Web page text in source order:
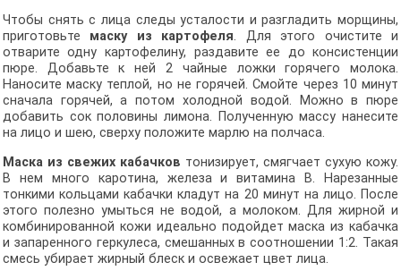
Чтобы снять с лица следы усталости и разгладить морщины,
приготовьте маску из картофеля. Для этого очистите и
отварите одну картофелину, раздавите ее до консистенции
пюре. Добавьте к ней 2 чайные ложки горячего молока.
Наносите маску теплой, но не горячей. Смойте через 10 минут
сначала горячей, а потом холодной водой. Можно в пюре
добавить сок половины лимона. Полученную массу нанесите
на лицо и шею, сверху положите марлю на полчаса.
Маска из свежих кабачков тонизирует, смягчает сухую кожу.
В нем много каротина, железа и витамина В. Нарезанные
тонкими кольцами кабачки кладут на 20 минут на лицо. После
этого полезно умыться не водой, а молоком. Для жирной и
комбинированной кожи идеально подойдет маска из кабачка
и запаренного геркулеса, смешанных в соотношении 1:2. Такая
смесь убирает жирный блеск и освежает цвет лица.